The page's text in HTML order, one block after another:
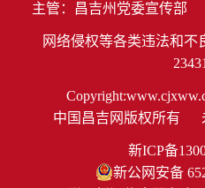
主管：昌吉州党委宣传部
网络侵权等各类违法和
中国昌吉网版权所有
新ICP备
新公网安备